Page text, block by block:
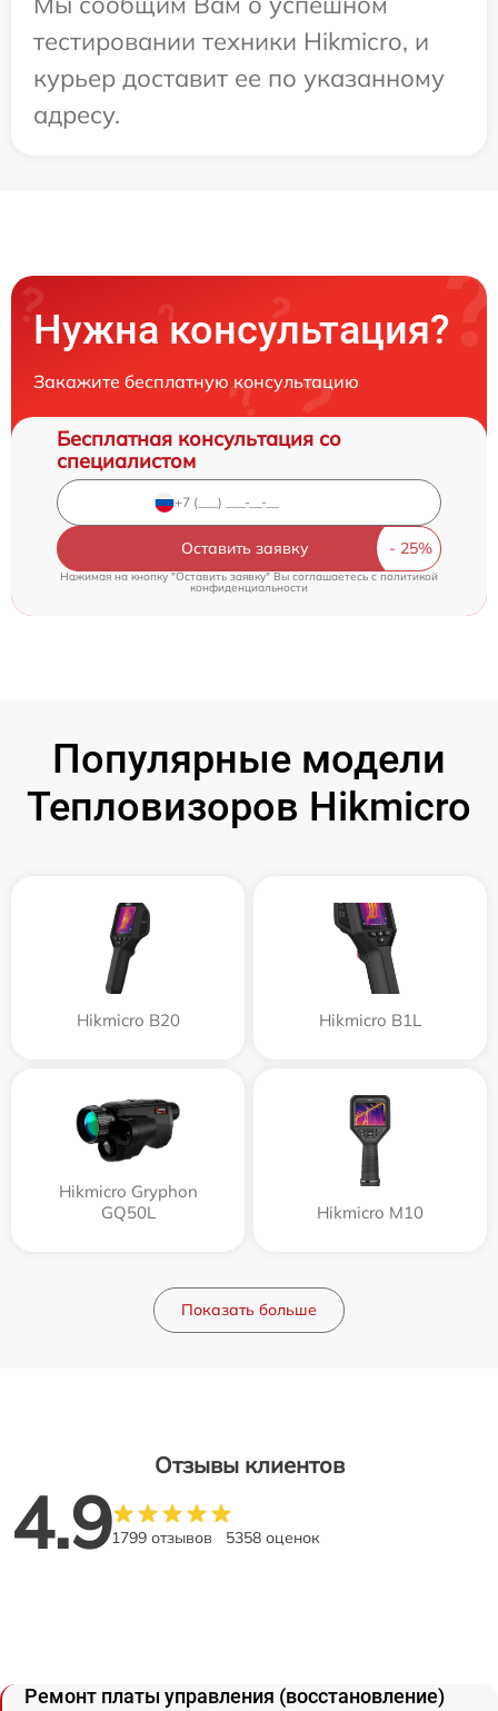
тестировании техники Hikmicro, и
курьер доставит ее по указанному
адресу.
Нужна консультация?
Закажите бесплатную консультацию
Бесплатная консультация со
специалистом
Оставить заявку
Нажимая на кнопку "Оставить заявку" Вы соглашаетесь cполитикой
конфиденциальности
Популярные модели
Тепловизоров Hikmicro
Hikmicro B20 Hikmicro B1L
Hikmicro Gryphon
GQ50L
Hikmicro M10
Показать больше
Отзывы клиентов
4.91799 отзывов 5358 оценок
Ремонт платы управления (восстановление)